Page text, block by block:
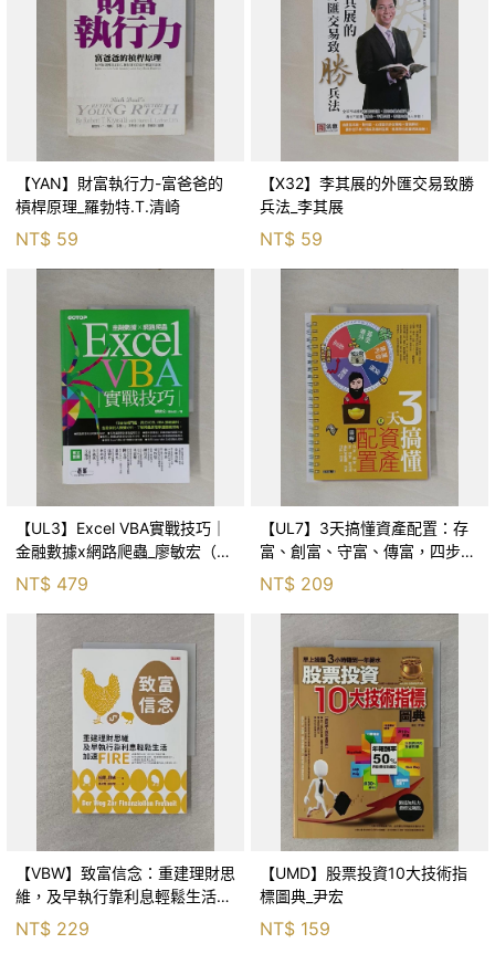
【YAN】財富執行力-富爸爸的
槓桿原理_羅勃特.T.清崎
NT$ 59
【X32】李其展的外匯交易致勝
兵法_李其展
NT$ 59
【UL3】Excel VBA實戰技巧｜
金融數據x網路爬蟲_廖敏宏（廖
志煌）
NT$ 479
【UL7】3天搞懂資產配置：存
富、創富、守富、傳富，四步驟
靈活規劃財富藍圖，投資理財一
把罩！_梁亦鴻
NT$ 209
【VBW】致富信念：重建理財思
維，及早執行靠利息輕鬆生活，
加速FIRE_柏竇．薛佛, 張淑惠,
蔡慈皙
NT$ 229
【UMD】股票投資10大技術指
標圖典_尹宏
NT$ 159